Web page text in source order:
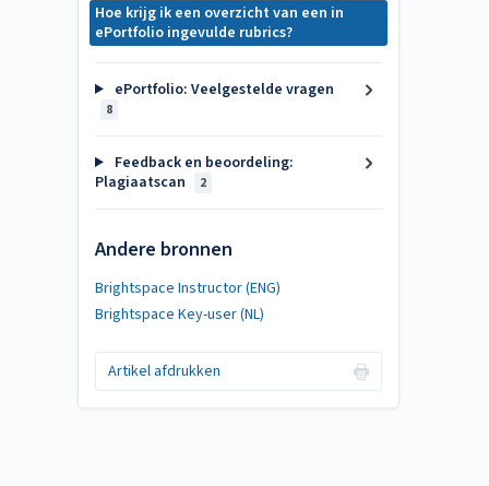
Hoe krijg ik een overzicht van een in
ePortfolio ingevulde rubrics?
ePortfolio: Veelgestelde vragen
8
Feedback en beoordeling:
Plagiaatscan
2
Andere bronnen
Brightspace Instructor (ENG)
Brightspace Key-user (NL)
Artikel afdrukken